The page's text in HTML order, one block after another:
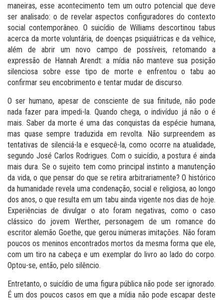
maneiras, esse acontecimento tem um outro potencial que deve
ser analisado: o de revelar aspectos configuradores do contexto
social contemporâneo. O suicídio de Williams descortinou tabus
acerca da morte voluntária, de doenças psiquiátricas e da velhice,
além de abrir um novo campo de possíveis, retomando a
expressão de Hannah Arendt: a mídia não manteve sua posição
silenciosa sobre esse tipo de morte e enfrentou o tabu ao
confirmar seu encobrimento e tentar mudar de discurso.
O ser humano, apesar de consciente de sua finitude, não pode
nada fazer para impedi-la. Quando chega, o indivíduo já não o é
mais. Saber da morte é uma das conquistas da espécie humana,
mas quase sempre traduzida em revolta. Não surpreendem as
tentativas de silenciá-la e esquecê-la, como ocorre na atualidade,
segundo José Carlos Rodrigues. Com o suicídio, a postura é ainda
mais dura. Se o sujeito tem como principal instinto a manutenção
da vida, o que pensar do que se retira arbitrariamente? O histórico
da humanidade revela uma condenação, social e religiosa, ao longo
dos anos, o que resulta em um tabu ainda vigente nos dias de hoje.
Experiências de divulgar o ato foram negativas, como o caso
clássico do jovem Werther, personagem de um romance do
escritor alemão Goethe, que gerou inúmeras imitações. Não foram
poucos os meninos encontrados mortos da mesma forma que ele,
com um tiro na cabeça e um exemplar do livro ao lado do corpo.
Optou-se, então, pelo silêncio.
Entretanto, o suicídio de uma figura pública não pode ser ignorado.
É um dos poucos casos em que a mídia não pode escapar deste